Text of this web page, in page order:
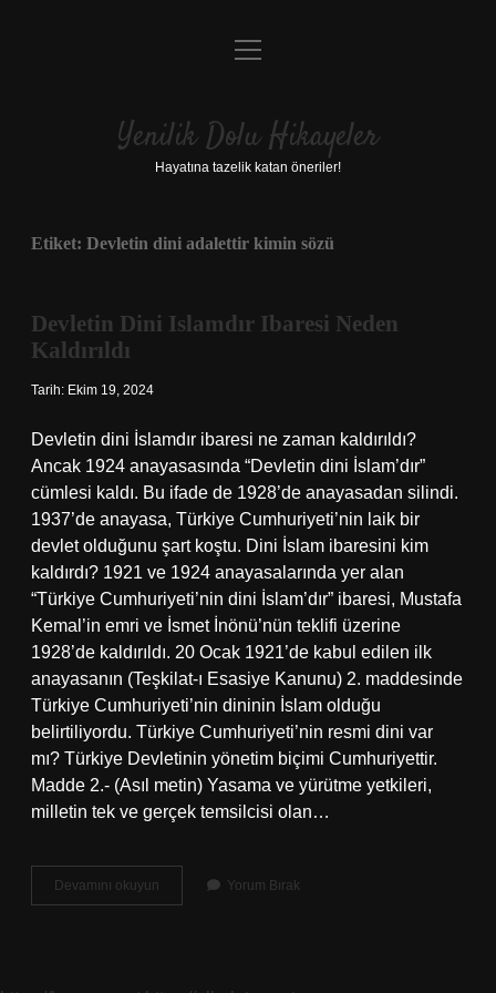
Anasayfa
Yasal Uyarı
menüyü
Yenilik Dolu Hikayeler
Hayatına tazelik katan öneriler!
Etiket: Devletin dini adalettir kimin sözü
Devletin Dini Islamdır Ibaresi Neden
Kaldırıldı
Tarih: Ekim 19, 2024
Devletin dini İslamdır ibaresi ne zaman kaldırıldı?
Ancak 1924 anayasasında “Devletin dini İslam’dır”
cümlesi kaldı. Bu ifade de 1928’de anayasadan silindi.
1937’de anayasa, Türkiye Cumhuriyeti’nin laik bir
devlet olduğunu şart koştu. Dini İslam ibaresini kim
kaldırdı? 1921 ve 1924 anayasalarında yer alan
“Türkiye Cumhuriyeti’nin dini İslam’dır” ibaresi, Mustafa
Kemal’in emri ve İsmet İnönü’nün teklifi üzerine
1928’de kaldırıldı. 20 Ocak 1921’de kabul edilen ilk
anayasanın (Teşkilat-ı Esasiye Kanunu) 2. maddesinde
Türkiye Cumhuriyeti’nin dininin İslam olduğu
belirtiliyordu. Türkiye Cumhuriyeti’nin resmi dini var
mı? Türkiye Devletinin yönetim biçimi Cumhuriyettir.
Madde 2.- (Asıl metin) Yasama ve yürütme yetkileri,
milletin tek ve gerçek temsilcisi olan…
Devamını okuyun Devletin
Dini
Yorum Bırak